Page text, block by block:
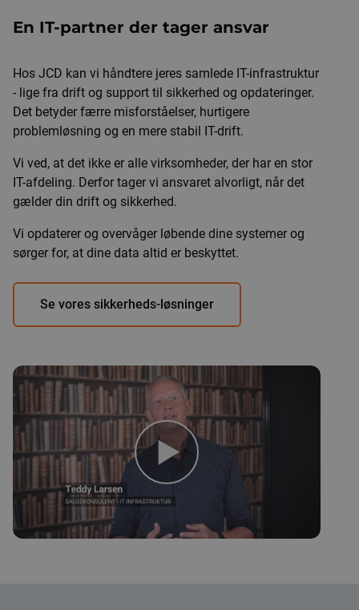
En IT-partner der tager ansvar
Hos JCD kan vi håndtere jeres samlede IT-infrastruktur
- lige fra drift og support til sikkerhed og opdateringer.
Det betyder færre misforståelser, hurtigere
problemløsning og en mere stabil IT-drift.
Vi ved, at det ikke er alle virksomheder, der har en stor
IT-afdeling. Derfor tager vi ansvaret alvorligt, når det
gælder din drift og sikkerhed.
Vi opdaterer og overvåger løbende dine systemer og
sørger for, at dine data altid er beskyttet.
Se vores sikkerheds-løsninger